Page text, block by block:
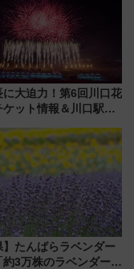
に大迫力！第6回川口花
ケット情報＆川口駅か
】たんばらラベンダー
約3万株のラベンダー」